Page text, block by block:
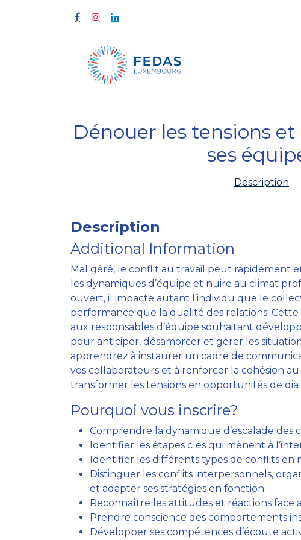
Dénouer les tensions
ses
Description
Description
Additional Information
Mal géré, le conflit au travail peut rapidement
les dynamiques d’équipe et nuire au climat
ouvert, il impacte autant l’individu que le
performance que la qualité des relations. Cette
aux responsables d’équipe souhaitant
pour anticiper, désamorcer et gérer les
apprendrez à instaurer un cadre de
vos collaborateurs et à renforcer la cohésion
transformer les tensions en opportunités de
Pourquoi vous inscrire?
Comprendre la dynamique d’escalade des
Identifier les étapes clés qui mènent à
Identifier les différents types de conflits en
Distinguer les conflits interpersonnels,
et adapter ses stratégies en fonction.
Reconnaître les attitudes et réactions face
Prendre conscience des comportements
Développer ses compétences d’écoute